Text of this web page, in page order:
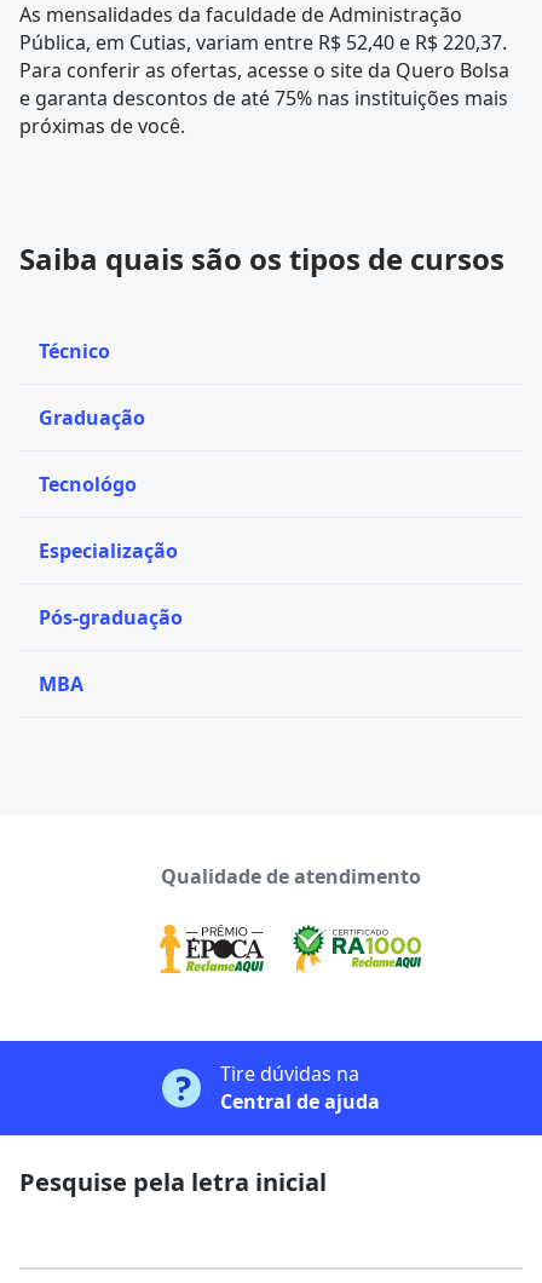
As mensalidades da faculdade de Administração
Pública, em Cutias, variam entre R$ 52,40 e R$ 220,37.
Para conferir as ofertas, acesse o site da Quero Bolsa
e garanta descontos de até 75% nas instituições mais
próximas de você.
Saiba quais são os tipos de cursos
Técnico
Graduação
Tecnológo
Especialização
Pós-graduação
MBA
Qualidade de atendimento
Tire dúvidas na
Central de ajuda
Pesquise pela letra inicial